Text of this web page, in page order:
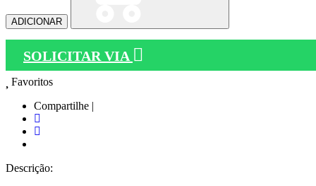
ADICIONAR
SOLICITAR VIA
Favoritos
Compartilhe |
Descrição: